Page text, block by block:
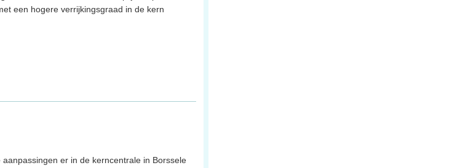
een hogere verrijkingsgraad in de kern
er in de kerncentrale in Borssele